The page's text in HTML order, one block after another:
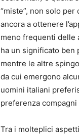
“miste”, non solo
ancora a ottenere
meno frequenti delle
ha un significato ben
mentre le altre
da cui emergono
uomini italiani
preferenza
Tra i molteplici